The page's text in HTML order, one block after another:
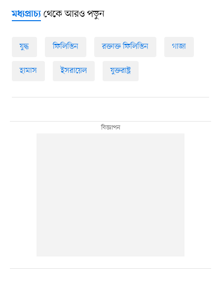
মধ্যপ্রাচ্যথেকে আরও পড়ুন
যুদ্ধ ফিলিস্তিন রক্তাক্ত ফিলিস্তিন গাজা
হামাস ইসরায়েল যুক্তরাষ্ট্র